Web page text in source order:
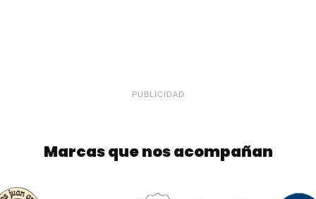
PUBLICIDAD
Marcas que nos acompañan